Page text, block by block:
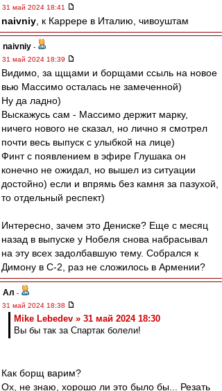
31 май 2024 18:41
naivniy , к Каррере в Италию, чивоуштам
naivniy -
31 май 2024 18:39
Видимо, за щщами и борщами ссыль на новое
вью Массимо осталась не замеченной)
Ну да ладно)
Выскажусь сам - Массимо держит марку,
ничего нового не сказал, но лично я смотрел
почти весь выпуск с улыбкой на лице)
Финт с появлением в эфире Глушака он
конечно не ожидал, но вышел из ситуации
достойно) если и впрямь без камня за пазухой,
то отдельный респект)
Интересно, зачем это Дениске? Еще с месяц
назад в выпуске у Нобеля снова набрасывал
на эту всех задолбавшую тему. Собрался к
Димону в С-2, раз не сложилось в Армении?
Ал -
31 май 2024 18:38
Mike Lebedev » 31 май 2024 18:30
Вы бы так за Спартак болели!
Как борщ варим?
Ох, не знаю, хорошо ли это было бы... Резать